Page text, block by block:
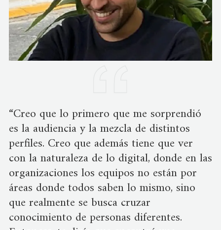
“Creo que lo primero que me sorprendió
es la audiencia y la mezcla de distintos
perfiles. Creo que además tiene que ver
con la naturaleza de lo digital, donde en las
organizaciones los equipos no están por
áreas donde todos saben lo mismo, sino
que realmente se busca cruzar
conocimiento de personas diferentes.